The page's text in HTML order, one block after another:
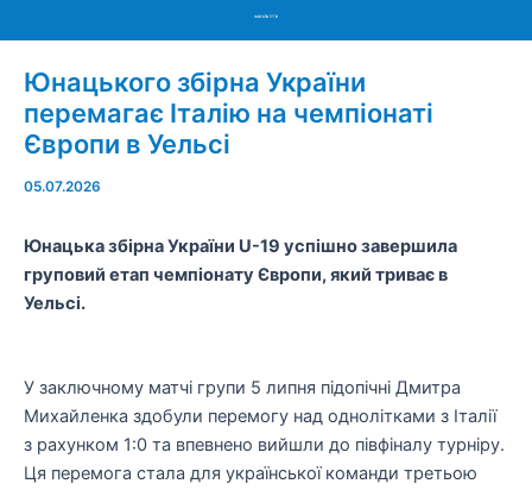
Menu
Юнацького збірна України
перемагає Італію на чемпіонаті
Європи в Уельсі
05.07.2026
Юнацька збірна України U-19 успішно завершила
груповий етап чемпіонату Європи, який триває в
Уельсі.
У заключному матчі групи 5 липня підопічні Дмитра
Михайленка здобули перемогу над однолітками з Італії
з рахунком 1:0 та впевнено вийшли до півфіналу турніру.
Ця перемога стала для української команди третьою